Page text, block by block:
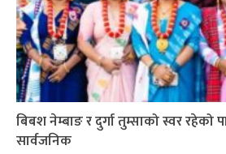
बिबश नेम्बाङ र दुर्गा तुम्साको स्वर रहेको
सार्वजनिक